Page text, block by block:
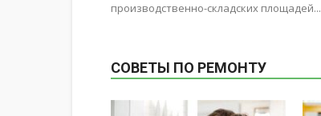
производственно-складских площадей...
СОВЕТЫ ПО РЕМОНТУ